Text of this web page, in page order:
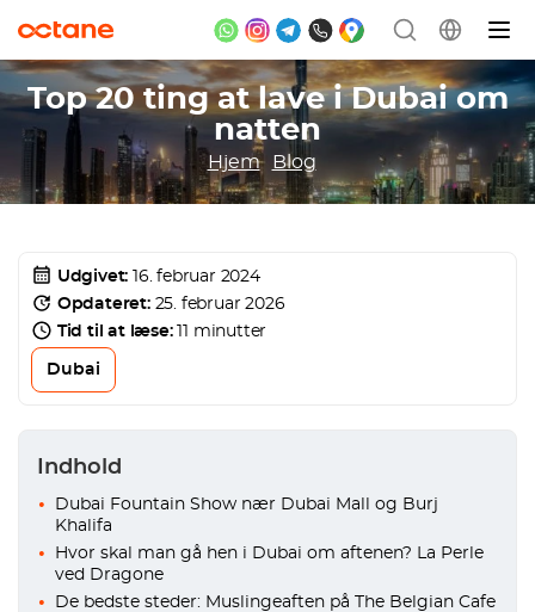
Top 20 ting at lave i Dubai om
natten
Hjem Blog
Udgivet:
16. februar 2024
Opdateret: 25. februar 2026
Tid til at læse:
11 minutter
Dubai
Indhold
Dubai Fountain Show nær Dubai Mall og Burj
Khalifa
Hvor skal man gå hen i Dubai om aftenen? La Perle
ved Dragone
De bedste steder: Muslingeaften på The Belgian Cafe